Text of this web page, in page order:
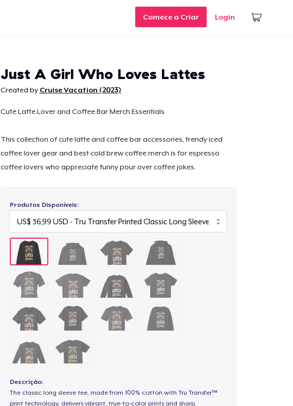
Comece a Criar Login
Just A Girl Who Loves Lattes
Created by Cruise Vacation (2023)
Cute Latte Lover and Coffee Bar Merch Essentials
This collection of cute latte and coffee bar accessories, trendy iced
coffee lover gear and best cold brew coffee merch is for espresso
coffee lovers who appreciate funny pour over coffee jokes.
Produtos Disponíveis:
Descrição:
The classic long sleeve tee, made from 100% cotton with Tru Transfer™
print technology, delivers vibrant, true-to-color prints and sharp,